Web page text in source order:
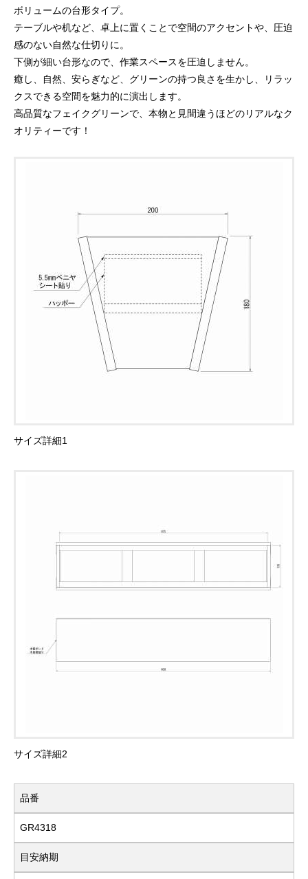
ボリュームの台形タイプ。
テーブルや机など、卓上に置くことで空間のアクセントや、圧迫
感のない自然な仕切りに。
下側が細い台形なので、作業スペースを圧迫しません。
癒し、自然、安らぎなど、グリーンの持つ良さを生かし、リラッ
クスできる空間を魅力的に演出します。
高品質なフェイクグリーンで、本物と見間違うほどのリアルなク
オリティーです！
サイズ詳細1
サイズ詳細2
品番
GR4318
目安納期